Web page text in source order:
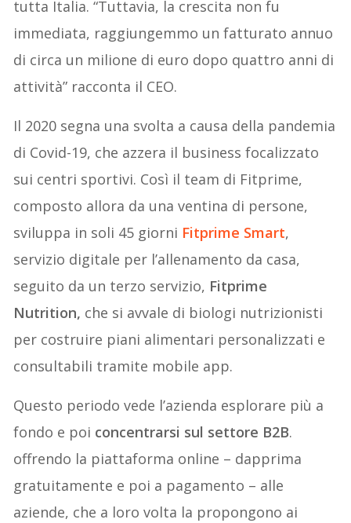
tutta Italia. “Tuttavia, la crescita non fu
immediata, raggiungemmo un fatturato annuo
di circa un milione di euro dopo quattro anni di
attività” racconta il CEO.
Il 2020 segna una svolta a causa della pandemia
di Covid-19, che azzera il business focalizzato
sui centri sportivi. Così il team di Fitprime,
composto allora da una ventina di persone,
sviluppa in soli 45 giorni Fitprime Smart,
servizio digitale per l’allenamento da casa,
seguito da un terzo servizio, Fitprime
Nutrition, che si avvale di biologi nutrizionisti
per costruire piani alimentari personalizzati e
consultabili tramite mobile app.
Questo periodo vede l’azienda esplorare più a
fondo e poi concentrarsi sul settore B2B.
offrendo la piattaforma online – dapprima
gratuitamente e poi a pagamento – alle
aziende, che a loro volta la propongono ai